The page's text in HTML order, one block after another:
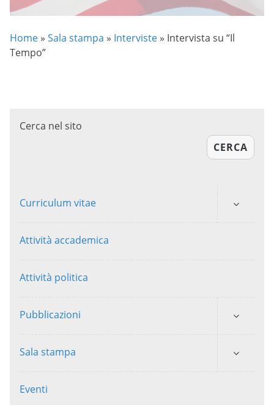
Home » Sala stampa » Interviste » Intervista su “Il
Tempo”
Cerca nel sito
CERCA
Curriculum vitae
Attività accademica
Attività politica
Pubblicazioni
Sala stampa
Eventi